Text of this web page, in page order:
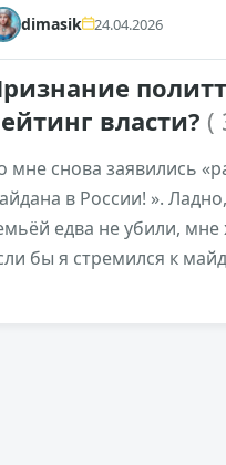
dimasik 24.04.2026
власти? (
мне снова заявились
в России! ».
едва не убили, мне
бы я стремился к